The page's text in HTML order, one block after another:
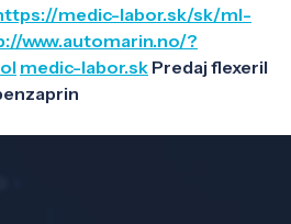
medic-labor.sk/sk/ml-
www.automarin.no/?
medic-labor.sk Predaj flexeril